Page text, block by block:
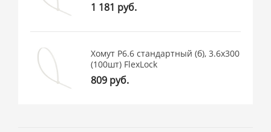
1 181 руб.
Хомут P6.6 стандартный (б), 3.6x300
(100шт) FlexLock
809 руб.